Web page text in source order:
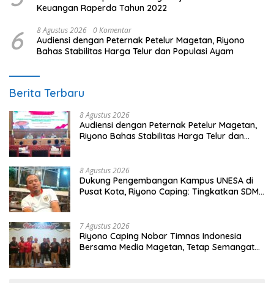
Keuangan Raperda Tahun 2022
6 8 Agustus 2026 0 Komentar
Audiensi dengan Peternak Petelur Magetan, Riyono
Bahas Stabilitas Harga Telur dan Populasi Ayam
Berita Terbaru
8 Agustus 2026
Audiensi dengan Peternak Petelur Magetan,
Riyono Bahas Stabilitas Harga Telur dan
8 Agustus 2026
Dukung Pengembangan Kampus UNESA di
Pusat Kota, Riyono Caping: Tingkatkan SDM
7 Agustus 2026
Riyono Caping Nobar Timnas Indonesia
Bersama Media Magetan, Tetap Semangat